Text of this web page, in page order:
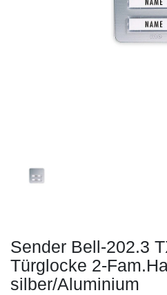
Sender Bell-202.3
Türglocke 2-
silber/Aluminium